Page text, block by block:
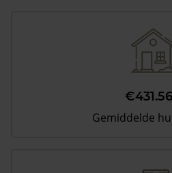
Gemiddelde